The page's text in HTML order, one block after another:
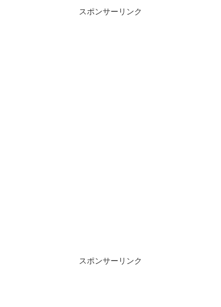
スポンサーリンク
スポンサーリンク